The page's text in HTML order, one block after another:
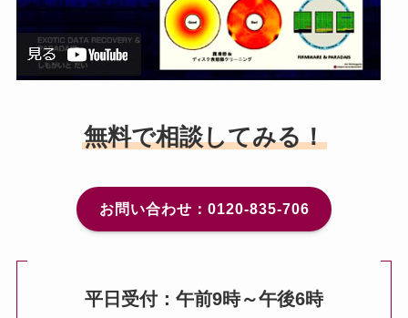
無料で相談してみる！
お問い合わせ：0120-835-706
平日受付：午前9時～午後6時